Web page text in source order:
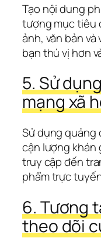
Tạo nội dung
tượng mục tiêu
ảnh, văn bản
bạn thú vị hơn
5. Sử
mạng xã
Sử dụng quảng
cận lượng khán
truy cập đến
phẩm trực
6. Tương
theo dõi